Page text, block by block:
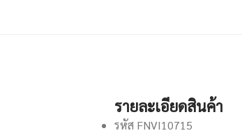
รายละเอียดสินค้า
รหัส FNVI10715